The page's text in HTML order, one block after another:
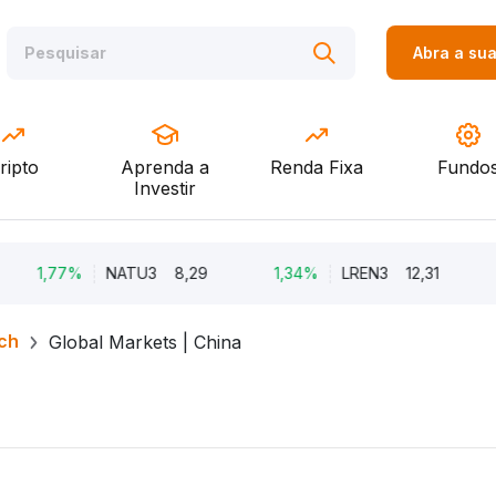
Abra a
Aprenda a
Investir
Renda Fixa
NATU3 8,29 LREN3 12,31
Global Markets | China